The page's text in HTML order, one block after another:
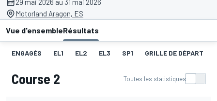
29 mai 2026 au 31 mai 2026
Motorland Aragon, ES
Vue d'ensembleRésultats
ENGAGÉS EL1 EL2 EL3 SP1 GRILLE DE DÉPART
Course 2 Toutes les statistiques